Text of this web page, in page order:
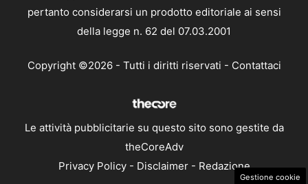
pertanto considerarsi un prodotto editoriale ai sensi
della legge n. 62 del 07.03.2001
Copyright ©2026 - Tutti i diritti riservati - Contattaci
Le attività pubblicitarie su questo sito sono gestite da
theCoreAdv
Privacy Policy- Disclaimer- Redazione
Gestione cookie